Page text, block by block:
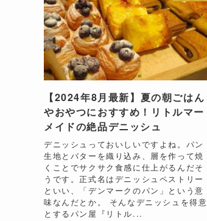
【2024年8月最新】夏の朝ごはん
やおやつにおすすめ！リトルマー
メイドの絶品デニッシュ
デニッシュっておいしいですよね。パン
生地とバターを織り込み、層を作って焼
くことでサクサク食感に仕上がるんだそ
うです。正式名はデニッシュペストリー
といい、「デンマークのパン」という意
味なんだとか。 そんなデニッシュを得意
とするパン屋『リトル...